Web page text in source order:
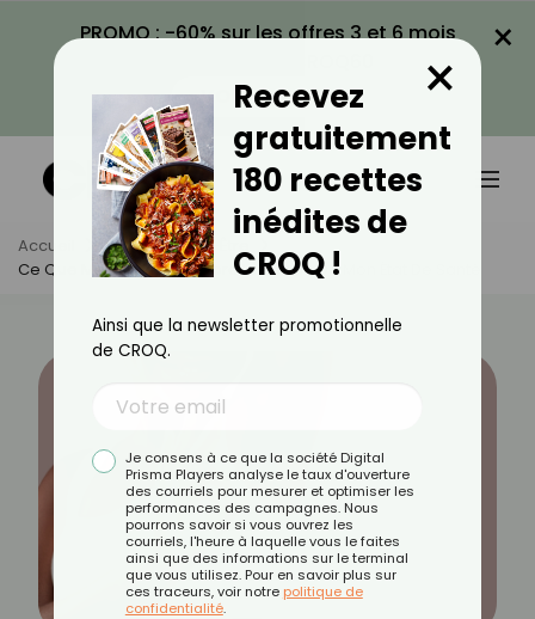
PROMO : -60% sur les offres 3 et 6 mois
VOIR LA PROMO
×
Accueil Actus
Bien-Être
Ce Que Mon Odeur Corporelle Révèle De Mon État De Santé
Recevez
gratuitement
180 recettes
inédites de
CROQ !
×
Ainsi que la newsletter promotionnelle
de CROQ.
Je consens à ce que la société Digital
Prisma Players analyse le taux d'ouverture
des courriels pour mesurer et optimiser les
performances des campagnes. Nous
pourrons savoir si vous ouvrez les
courriels, l'heure à laquelle vous le faites
ainsi que des informations sur le terminal
que vous utilisez. Pour en savoir plus sur
ces traceurs, voir notre politique de
confidentialité.